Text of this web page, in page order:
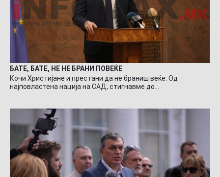
БАТЕ, БАТЕ, НЕ НЕ БРАНИ ПОВЕЌЕ
Кочи Христијане и престани да не браниш веќе. Од
најповластена нација на САД, стигнавме до…